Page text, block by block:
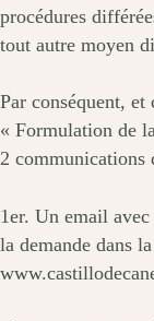
procédures
tout autre moyen
Par conséquent,
« Formulation de
2 communications
1er. Un email
la demande dans